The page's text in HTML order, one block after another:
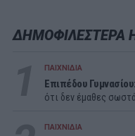
ΔΗΜΟΦΙΛΕΣΤΕΡΑ
ΠΑΙΧΝΙΔΙΑ
Επιπέδου Γυμνασίου:
ότι δεν έμαθες
ΠΑΙΧΝΙΔΙΑ